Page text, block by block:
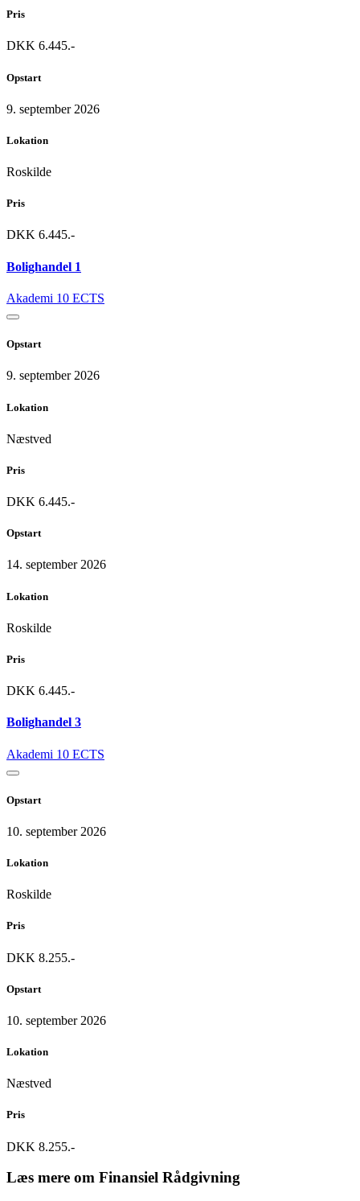
Pris
DKK 6.445.-
Opstart
9. september 2026
Lokation
Roskilde
Pris
DKK 6.445.-
Bolighandel 1
Akademi 10 ECTS
Opstart
9. september 2026
Lokation
Næstved
Pris
DKK 6.445.-
Opstart
14. september 2026
Lokation
Roskilde
Pris
DKK 6.445.-
Bolighandel 3
Akademi 10 ECTS
Opstart
10. september 2026
Lokation
Roskilde
Pris
DKK 8.255.-
Opstart
10. september 2026
Lokation
Næstved
Pris
DKK 8.255.-
Læs mere om Finansiel Rådgivning